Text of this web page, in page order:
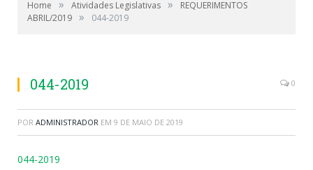
Home » Atividades Legislativas »
REQUERIMENTOS
ABRIL/2019 » 044-2019
044-2019 0
POR ADMINISTRADOR EM 9 DE MAIO DE 2019
044-2019